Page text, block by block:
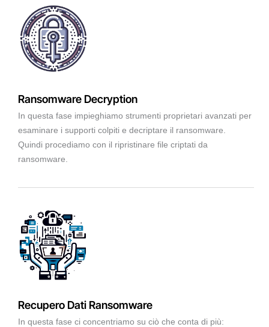
Ransomware Decryption
In questa fase impieghiamo strumenti proprietari avanzati per
esaminare i supporti colpiti e decriptare il ransomware.
Quindi procediamo con il ripristinare file criptati da
ransomware.
Recupero Dati Ransomware
In questa fase ci concentriamo su ciò che conta di più: